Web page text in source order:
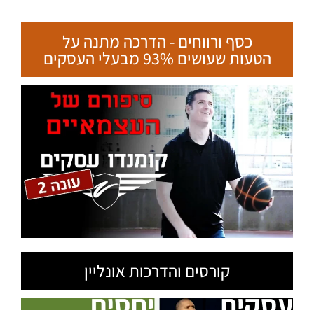
כסף ורווחים - הדרכה מתנה על
הטעות שעושים 93% מבעלי העסקים
קורסים והדרכות אונליין